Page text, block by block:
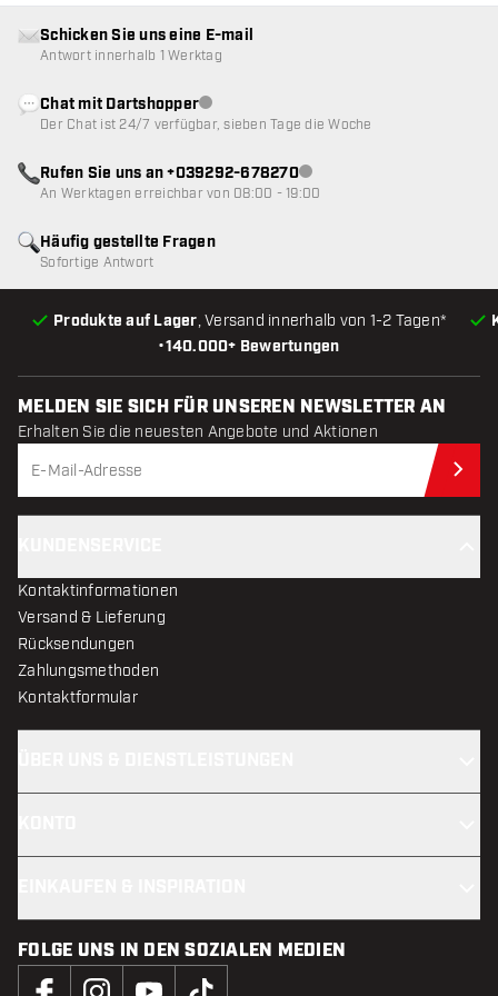
•140.000+ Bewertungen
Produkte auf Lager, Versand innerhalb von 1-2 Tagen*
Häufig gestellte Fragen
Sofortige Antwort
Schicken Sie uns eine E-mail
Antwort innerhalb 1 Werktag
Chat mit DartshopperKundenservice nicht verfügbar
Der Chat ist 24/7 verfügbar, sieben Tage die Woche
Rufen Sie uns an +039292-678270Kundenservice nicht
An Werktagen erreichbar von 08:00 - 19:00
MELDEN SIE SICH FÜR UNSEREN NEWSLETTER AN
Erhalten Sie die neuesten Angebote und Aktionen
Kontaktinformationen
Versand & Lieferung
Rücksendungen
Zahlungsmethoden
Kontaktformular
FOLGE UNS IN DEN SOZIALEN MEDIEN